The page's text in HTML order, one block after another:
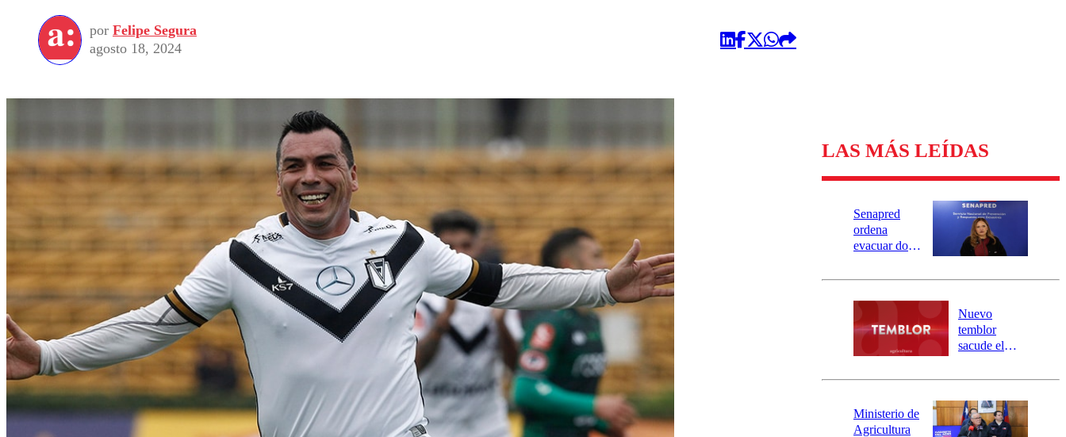
por Felipe Segura
agosto 18, 2024
LAS MÁS LEÍDAS
Senapred
ordena
evacuar dos
Carahue por
río Damas:
activa
mensajería
SAE
Nuevo
temblor
sacude el
revisa la
epicentro
Ministerio de
Agricultura